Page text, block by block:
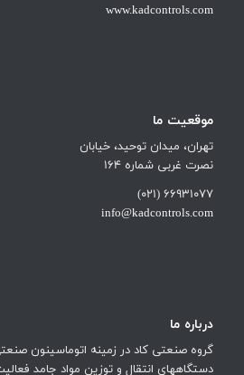
www.kadcontrols.com
موقعیت ما
تهران، میدان توحید، خیابان
نصرت غربی شماره 164
66931077 (021)
info@kadcontrols.com
درباره ما
گروه صنعتی کاد در زمینه اتوماسینون
دستگاههای انتقال و توزین مواد جامد